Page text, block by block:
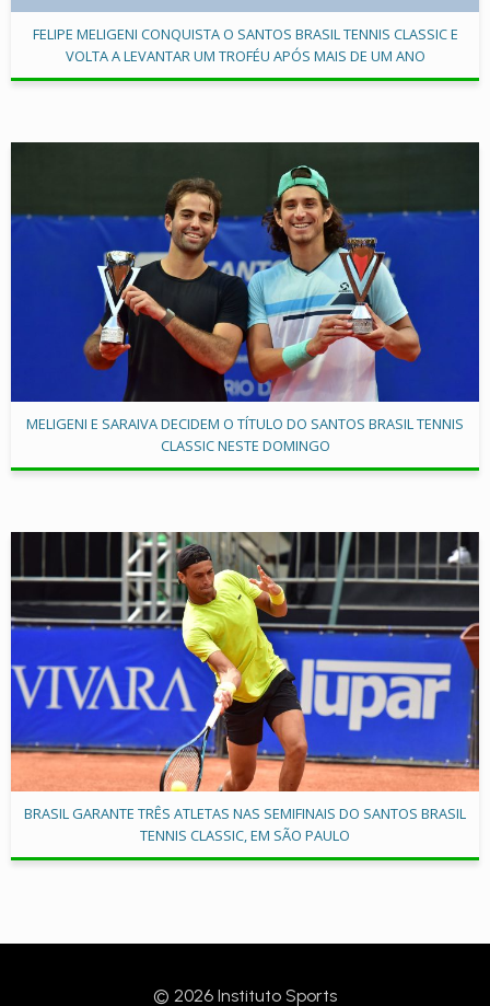
FELIPE MELIGENI CONQUISTA O SANTOS BRASIL TENNIS CLASSIC E
VOLTA A LEVANTAR UM TROFÉU APÓS MAIS DE UM ANO
MELIGENI E SARAIVA DECIDEM O TÍTULO DO SANTOS BRASIL TENNIS
CLASSIC NESTE DOMINGO
BRASIL GARANTE TRÊS ATLETAS NAS SEMIFINAIS DO SANTOS BRASIL
TENNIS CLASSIC, EM SÃO PAULO
© 2026 Instituto Sports